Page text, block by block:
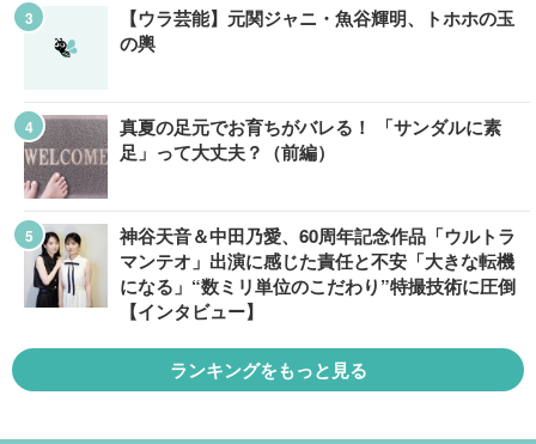
【ウラ芸能】元関ジャニ・魚谷輝明、トホホの玉
の輿
真夏の足元でお育ちがバレる！ 「サンダルに素
足」って大丈夫？（前編）
神谷天音＆中田乃愛、60周年記念作品「ウルトラ
マンテオ」出演に感じた責任と不安「大きな転機
になる」“数ミリ単位のこだわり”特撮技術に圧倒
【インタビュー】
ランキングをもっと見る